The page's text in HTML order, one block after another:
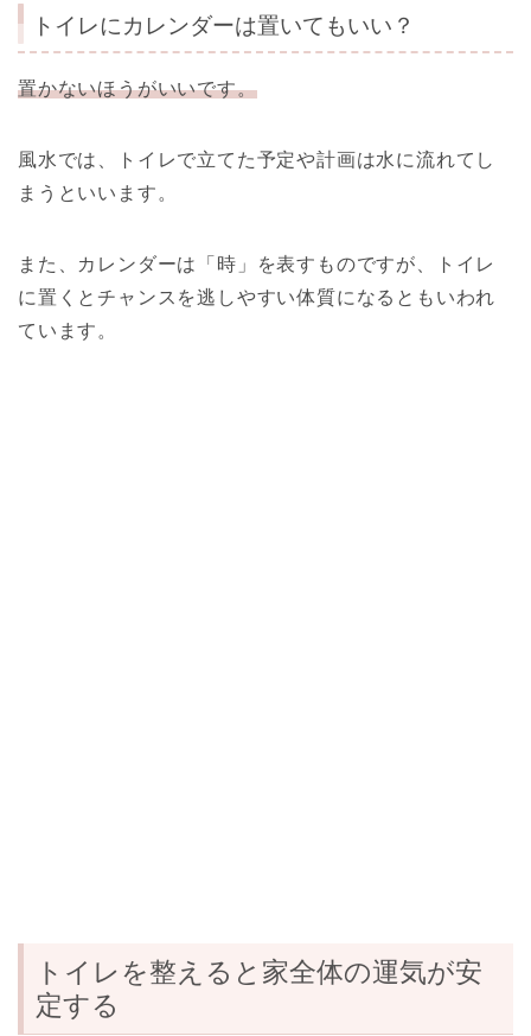
トイレにカレンダーは置いてもいい？
置かないほうがいいです。
風水では、トイレで立てた予定や計画は水に流れてし
まうといいます。
また、カレンダーは「時」を表すものですが、トイレ
に置くとチャンスを逃しやすい体質になるともいわれ
ています。
トイレを整えると家全体の運気が安
定する